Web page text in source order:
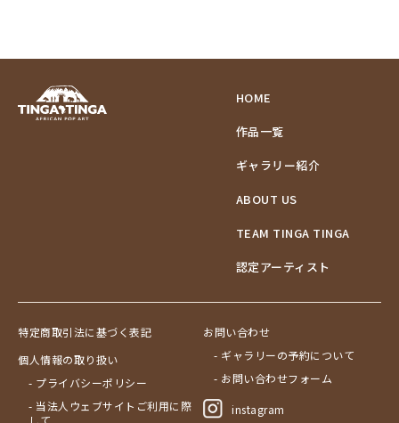
HOME
作品一覧
ギャラリー紹介
ABOUT US
TEAM TINGA TINGA
認定アーティスト
特定商取引法に基づく表記
個人情報の取り扱い
- プライバシーポリシー
- 当法人ウェブサイトご利用に際
して
お問い合わせ
- ギャラリーの予約について
- お問い合わせフォーム
instagram